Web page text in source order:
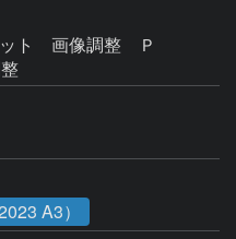
ト　画像調整　Ｐ
A3）